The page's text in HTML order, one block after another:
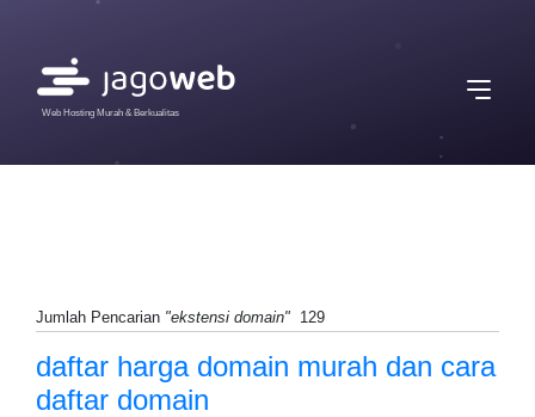
Web Hosting Murah & Berkualitas
Jumlah Pencarian "ekstensi domain" 129
daftar harga domain murah dan cara
daftar domain